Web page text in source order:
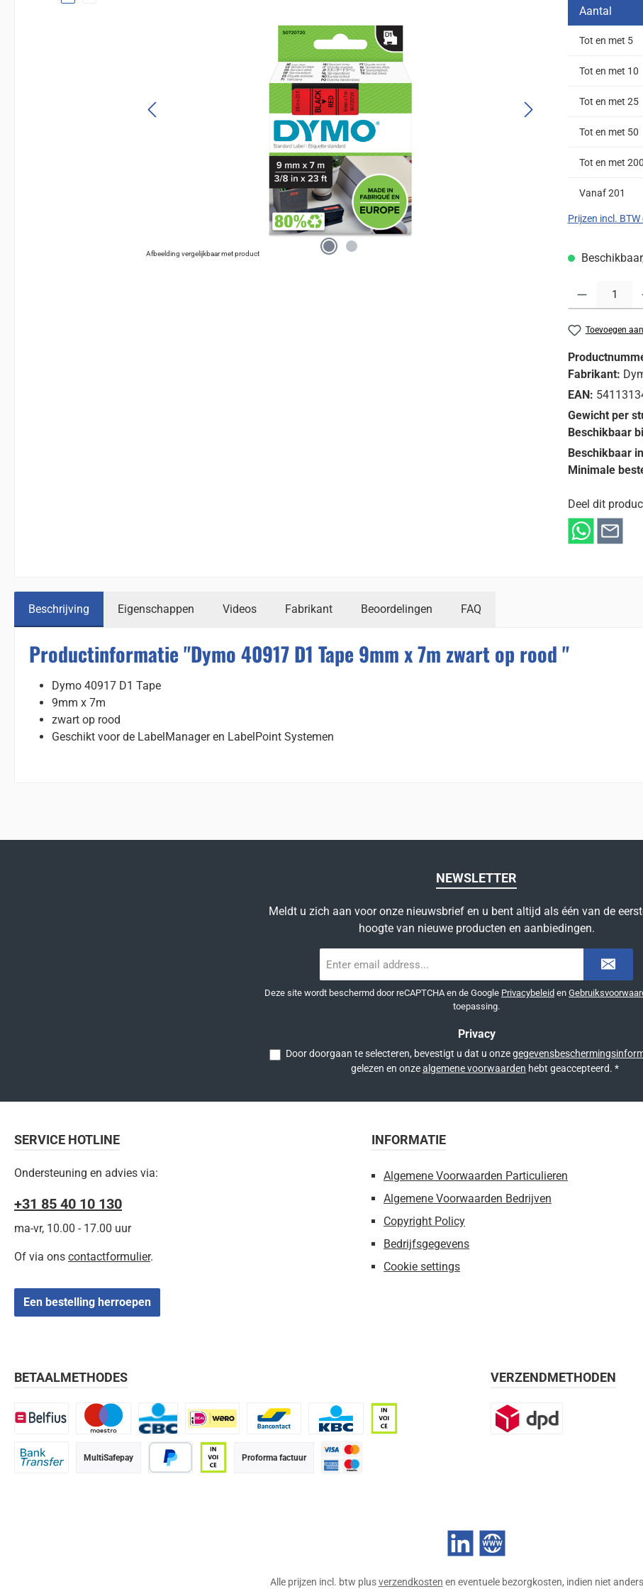
Afbeelding vergelijkbaar met product
Aantal
Tot en met 5
Tot en met 10
Tot en met 25
Tot en met 50
Tot en met 200
Vanaf201
Prijzen incl.
Toevoegen
Fabrikant:
EAN:
Gewicht per
Beschikbaar
Beschikbaar
Minimale
Deel dit
Beschrijving Eigenschappen Videos Fabrikant Beoordelingen FAQ
Productinformatie "Dymo 40917 D1 Tape 9mm x 7m zwart op rood "
Dymo 40917 D1 Tape
9mm x 7m
zwart op rood
Geschikt voor de LabelManager en LabelPoint Systemen
NEWSLETTER
Meldt u zich aan voor onze nieuwsbrief en u bent altijd als één van de
hoogte van nieuwe producten en aanbiedingen.
mailadres
Deze site wordt beschermd door reCAPTCHA en de Google Privacybeleid en
toepassing.
Privacy
Door doorgaan te selecteren, bevestigt u dat u onze
gelezen en onzealgemene voorwaarden hebt geaccepteerd. *
SERVICE HOTLINE
Ondersteuning en advies via:
+31 85 40 10 130
ma-vr, 10.00 - 17.00 uur
Of via ons contactformulier.
Een bestelling herroepen
INFORMATIE
Algemene Voorwaarden Particulieren
Algemene Voorwaarden Bedrijven
Copyright Policy
Bedrijfsgegevens
Cookie settings
BETAALMETHODES
iDEAL | Wero
MultiSafepay Proforma factuur
CBC
VERZENDMETHODEN
LinkedIn Website
Alle prijzen incl. btw plusverzendkosten en eventuele bezorgkosten, indien niet